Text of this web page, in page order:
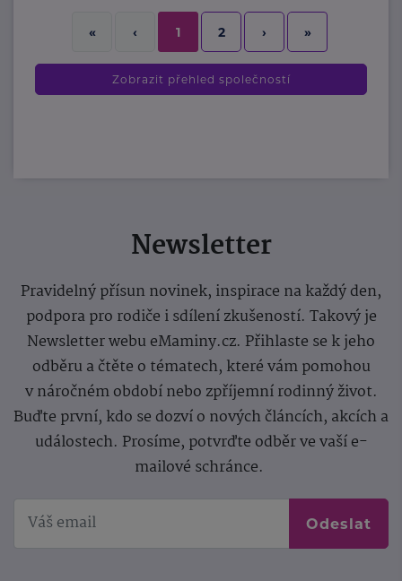
« ‹ 1 2 › »
Zobrazit přehled společností
Newsletter
Pravidelný přísun novinek, inspirace na každý den,
podpora pro rodiče i sdílení zkušeností. Takový je
Newsletter webu eMaminy.cz. Přihlaste se k jeho
odběru a čtěte o tématech, které vám pomohou
v náročném období nebo zpříjemní rodinný život.
Buďte první, kdo se dozví o nových článcích, akcích a
událostech. Prosíme, potvrďte odběr ve vaší e-
mailové schránce.
Odeslat